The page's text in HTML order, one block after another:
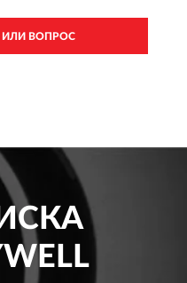
ИЛИ ВОПРОС